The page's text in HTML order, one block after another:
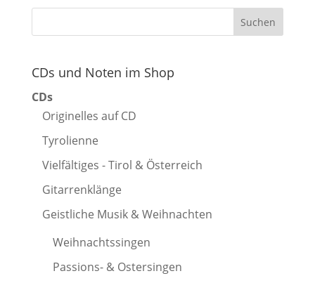
CDs und Noten im Shop
CDs
Originelles auf CD
Tyrolienne
Vielfältiges - Tirol & Österreich
Gitarrenklänge
Geistliche Musik & Weihnachten
Weihnachtssingen
Passions- & Ostersingen